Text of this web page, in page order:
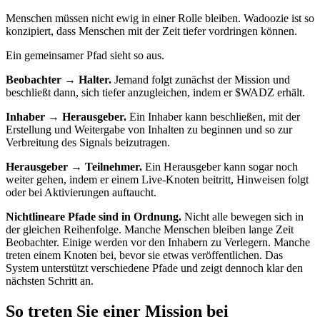
Menschen müssen nicht ewig in einer Rolle bleiben. Wadoozie ist so
konzipiert, dass Menschen mit der Zeit tiefer vordringen können.
Ein gemeinsamer Pfad sieht so aus.
Beobachter → Halter. Jemand folgt zunächst der Mission und
beschließt dann, sich tiefer anzugleichen, indem er $WADZ erhält.
Inhaber → Herausgeber. Ein Inhaber kann beschließen, mit der
Erstellung und Weitergabe von Inhalten zu beginnen und so zur
Verbreitung des Signals beizutragen.
Herausgeber → Teilnehmer. Ein Herausgeber kann sogar noch
weiter gehen, indem er einem Live-Knoten beitritt, Hinweisen folgt
oder bei Aktivierungen auftaucht.
Nichtlineare Pfade sind in Ordnung. Nicht alle bewegen sich in
der gleichen Reihenfolge. Manche Menschen bleiben lange Zeit
Beobachter. Einige werden vor den Inhabern zu Verlegern. Manche
treten einem Knoten bei, bevor sie etwas veröffentlichen. Das
System unterstützt verschiedene Pfade und zeigt dennoch klar den
nächsten Schritt an.
So treten Sie einer Mission bei